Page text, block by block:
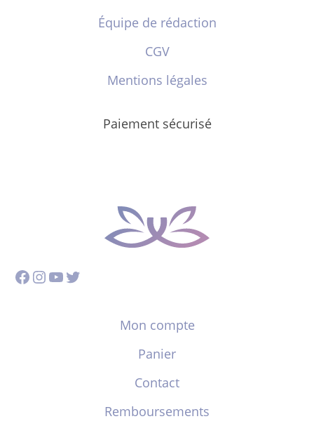
Équipe de rédaction
CGV
Mentions légales
Paiement sécurisé
Facebook
Instagram
YouTube
Twitter
Mon compte
Panier
Contact
Remboursements